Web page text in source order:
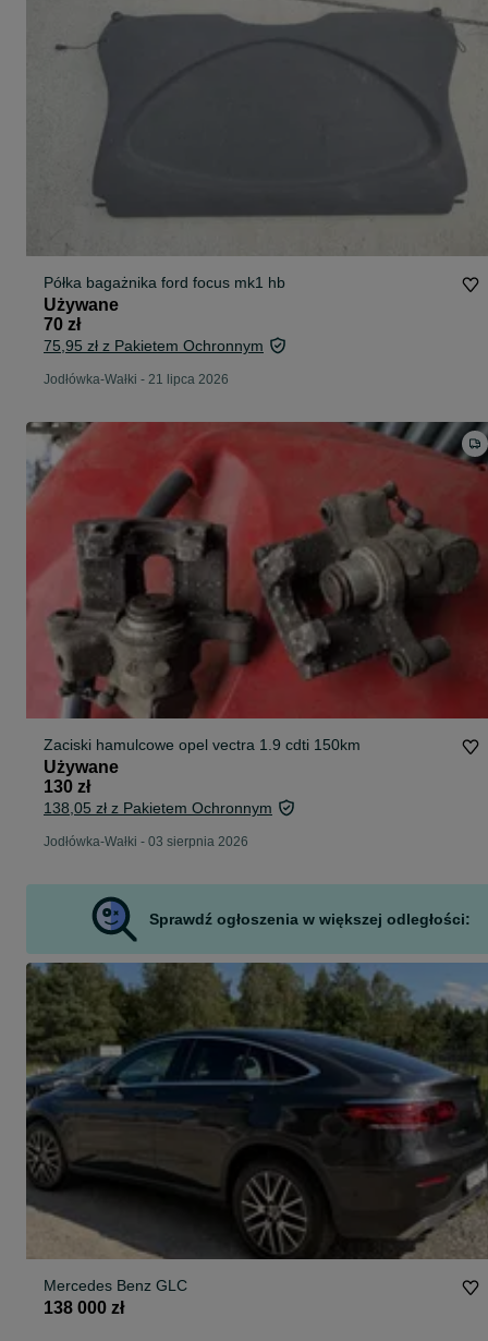
Półka bagażnika ford focus mk1 hb
Używane
70 zł
75,95 zł z Pakietem Ochronnym
Jodłówka-Wałki - 21 lipca 2026
Zaciski hamulcowe opel vectra 1.9 cdti 150km
Używane
130 zł
138,05 zł z Pakietem Ochronnym
Jodłówka-Wałki - 03 sierpnia 2026
Sprawdź ogłoszenia w większej odległości:
Mercedes Benz GLC
138 000 zł